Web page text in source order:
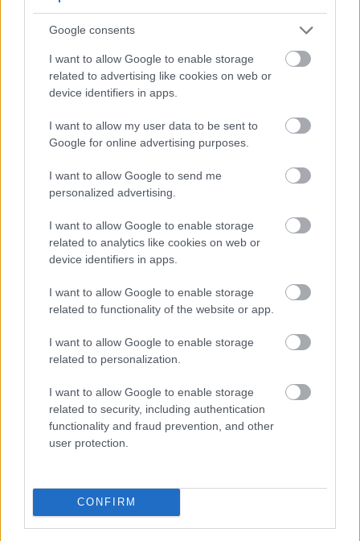
Google consents
I want to allow Google to enable storage
related to advertising like cookies on web or
device identifiers in apps.
I want to allow my user data to be sent to
Google for online advertising purposes.
I want to allow Google to send me
personalized advertising.
I want to allow Google to enable storage
related to analytics like cookies on web or
device identifiers in apps.
I want to allow Google to enable storage
related to functionality of the website or app.
I want to allow Google to enable storage
related to personalization.
I want to allow Google to enable storage
related to security, including authentication
functionality and fraud prevention, and other
user protection.
CONFIRM